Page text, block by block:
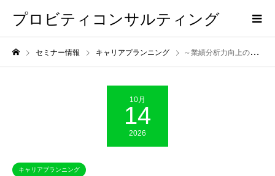
プロビティコンサルティング
セミナー情報 キャリアプランニング ～業績分析力向上のための～ 管理会計の基本研修 ＜岡山会場＞
10月
14
2026
キャリアプランニング